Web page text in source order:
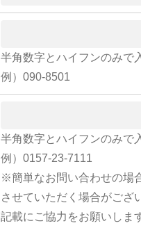
半角数字とハイフンのみで
例）090-8501
半角数字とハイフンのみで
例）0157-23-7111
※簡単なお問い合わせの場
させていただく場合がござ
記載にご協力をお願いしま